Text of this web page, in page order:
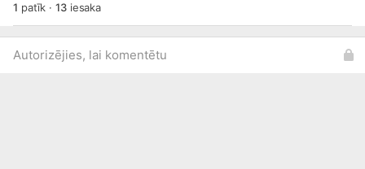
1 patīk ·13iesaka
Autorizējies, lai komentētu